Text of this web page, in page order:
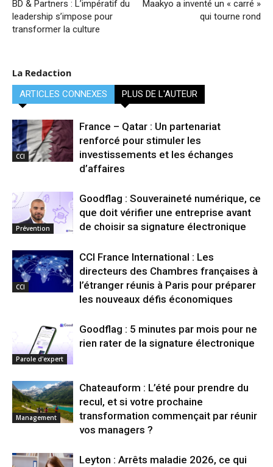
BD & Partners : L’impératif du
leadership s’impose pour
transformer la culture
Maakyo a inventé un « carré »
qui tourne rond
La Redaction
ARTICLES CONNEXES PLUS DE L'AUTEUR
CCI
France – Qatar : Un partenariat
renforcé pour stimuler les
investissements et les échanges
d’affaires
Prévention
Goodflag : Souveraineté numérique, ce
que doit vérifier une entreprise avant
de choisir sa signature électronique
CCI
CCI France International : Les
directeurs des Chambres françaises à
l’étranger réunis à Paris pour préparer
les nouveaux défis économiques
Parole d'expert
Goodflag : 5 minutes par mois pour ne
rien rater de la signature électronique
Management
Chateauform : L’été pour prendre du
recul, et si votre prochaine
transformation commençait par réunir
vos managers ?
Leyton : Arrêts maladie 2026, ce qui